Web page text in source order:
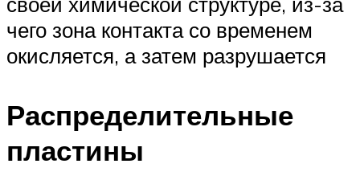
чего зона контакта со временем
окисляется, а затем разрушается
Распределительные
пластины